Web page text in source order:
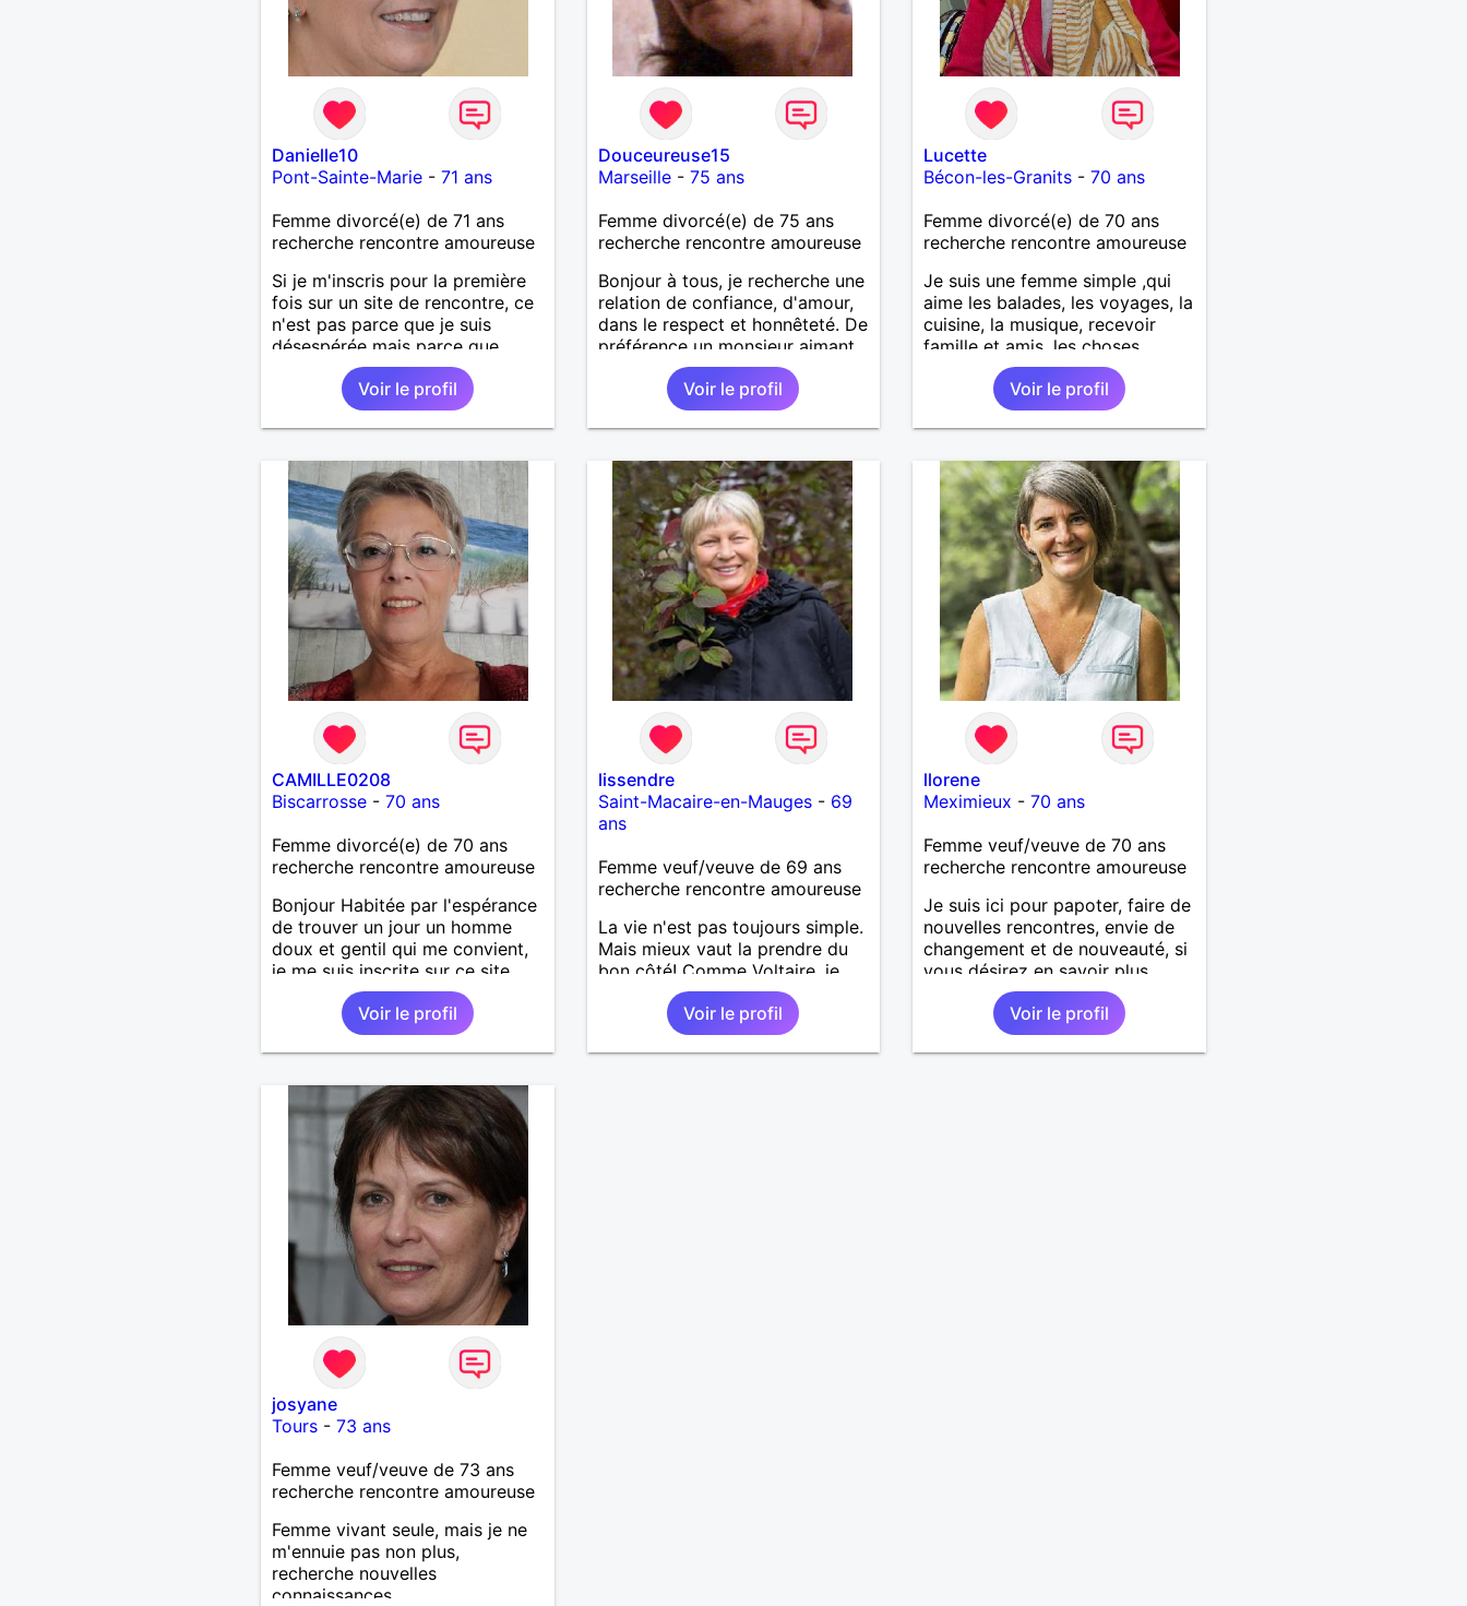
Danielle10
Pont-Sainte-Marie- 71 ans
Femme divorcé(e) de 71 ans
recherche rencontre amoureuse
Si je m'inscris pour la première
fois sur un site de rencontre, ce
n'est pas parce que je suis
désespérée mais parce que
j'aimerais bien pouvoir
m'appuyer sur une épaule
quelques fois, pouvoir
communiquer dans la complicité
aussi franc, sincère, naturel que
je le suis.
Voir le profil
Douceureuse15
Marseille- 75 ans
Femme divorcé(e) de 75 ans
recherche rencontre amoureuse
Bonjour à tous, je recherche une
relation de confiance, d'amour,
dans le respect et honnêteté. De
préférence un monsieur aimant
danser, pas fumeur ni buveur,
libre professionnellement et de
toute union .
Voir le profil
Lucette
Bécon-les-Granits -70 ans
Femme divorcé(e) de 70 ans
recherche rencontre amoureuse
Je suis une femme simple ,qui
aime les balades, les voyages, la
cuisine, la musique, recevoir
famille et amis, les choses
simples de la vie
Voir le profil
CAMILLE0208
Biscarrosse- 70 ans
Femme divorcé(e) de 70 ans
recherche rencontre amoureuse
Bonjour Habitée par l'espérance
de trouver un jour un homme
doux et gentil qui me convient,
je me suis inscrite sur ce site.
J'espère ne pas y rester trop
longtemps. Je suis une femme
très dynamique, droite, franche,
généreuse, très sensible, câline,
avec musique, le cinéma, les
promenades, la mer, la plage, et
les jolies choses en général.
Voir le profil
lissendre
Saint-Macaire-en-Mauges- 69
ans
Femme veuf/veuve de 69 ans
recherche rencontre amoureuse
La vie n'est pas toujours simple.
Mais mieux vaut la prendre du
bon côté! Comme Voltaire, je
suis partisante de profiter de la
vie car c'est bon pour la santé!
Voir le profil
llorene
Meximieux -70 ans
Femme veuf/veuve de 70 ans
recherche rencontre amoureuse
Je suis ici pour papoter, faire de
nouvelles rencontres, envie de
changement et de nouveauté, si
vous désirez en savoir plus
j'attends vos messages.
Voir le profil
josyane
Tours- 73 ans
Femme veuf/veuve de 73 ans
recherche rencontre amoureuse
Femme vivant seule, mais je ne
m'ennuie pas non plus,
recherche nouvelles
connaissances.